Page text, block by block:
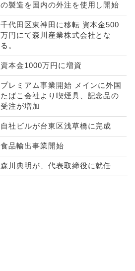
の製造を国内の外注を使用し開始
千代田区東神田に移転 資本金500
万円にて森川産業株式会社とな
る。
資本金1000万円に増資
プレミアム事業開始 メインに外国
たばこ会社より喫煙具、記念品の
受注が増加
自社ビルが台東区浅草橋に完成
食品輸出事業開始
森川典明が、代表取締役に就任